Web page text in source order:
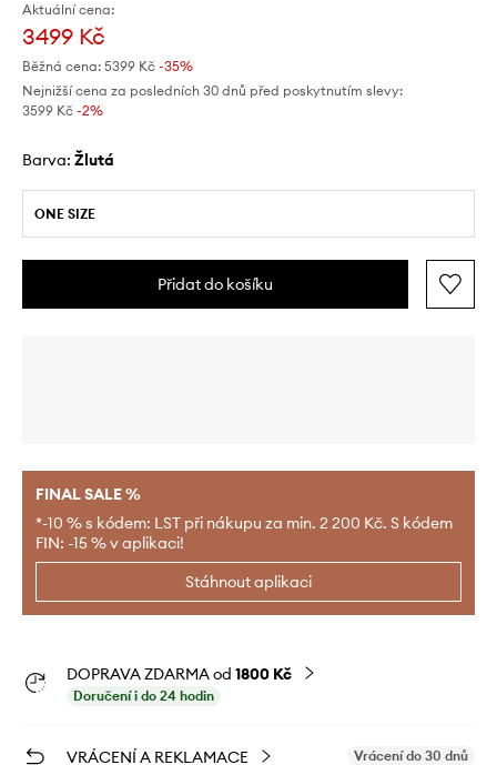
Aktuální cena:
3499 Kč
Běžná cena: 5399 Kč -35%
Nejnižší cena za posledních 30 dnů před poskytnutím slevy:
3599 Kč -2%
Barva: žlutá
ONE SIZE
Přidat do košíku
FINAL SALE %
*-10 % s kódem: LST při nákupu za min. 2 200 Kč. S kódem
FIN: -15 % v aplikaci!
Stáhnout aplikaci
DOPRAVA ZDARMA od 1800 Kč
Doručení i do 24 hodin
VRÁCENÍ A REKLAMACE Vrácení do 30 dnů